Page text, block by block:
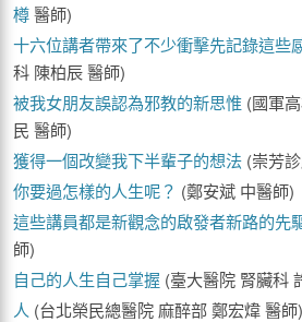
樽醫師)
十六位講者帶來了不少衝擊先記錄這些
科 陳柏辰 醫師)
被我女朋友誤認為邪教的新思惟 (國軍
民 醫師)
獲得一個改變我下半輩子的想法 (崇芳
你要過怎樣的人生呢？ (鄭安斌 中醫師)
這些講員都是新觀念的啟發者新路的先
師)
自己的人生自己掌握 (臺大醫院 腎臟科
人 (台北榮民總醫院 麻醉部 鄭宏煒 醫師)